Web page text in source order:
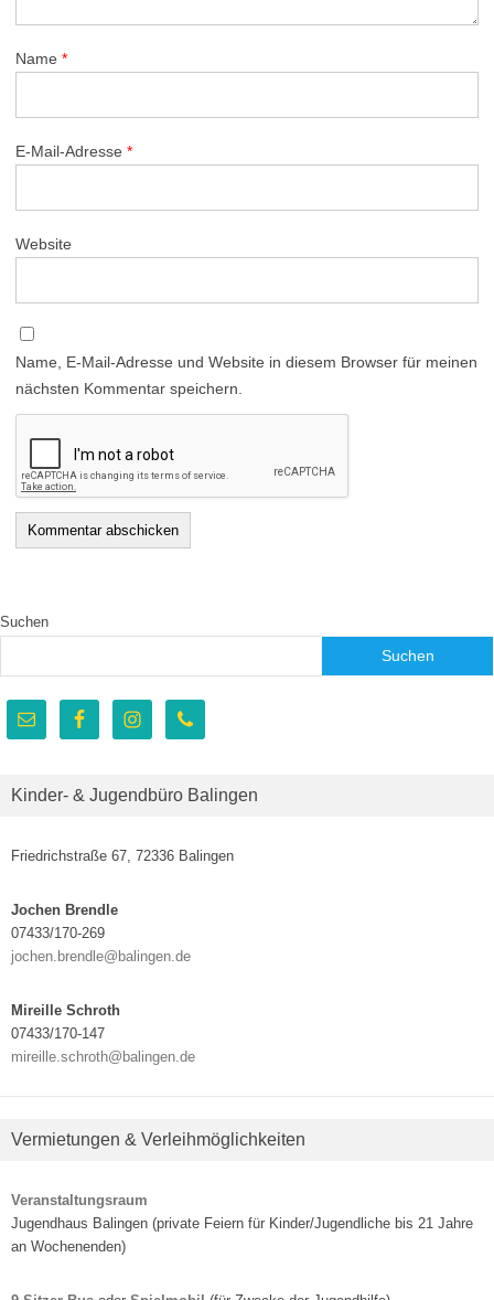
Name *
E-Mail-Adresse *
Website
Name, E-Mail-Adresse und Website in diesem Browser für meinen
nächsten Kommentar speichern.
Suchen
Suchen
Kinder- & Jugendbüro Balingen
Friedrichstraße 67, 72336 Balingen
Jochen Brendle
07433/170-269
jochen.brendle@balingen.de
Mireille Schroth
07433/170-147
mireille.schroth@balingen.de
Vermietungen & Verleihmöglichkeiten
Veranstaltungsraum
Jugendhaus Balingen (private Feiern für Kinder/Jugendliche bis 21 Jahre
an Wochenenden)